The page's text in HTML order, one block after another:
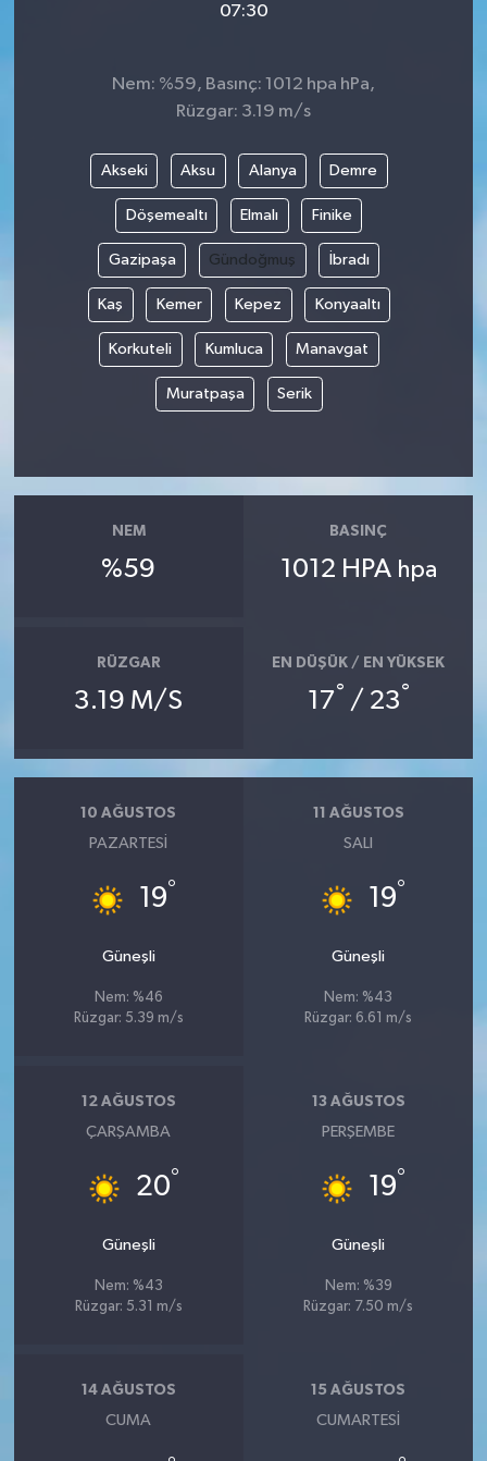
07:30
Nem: %59, Basınç: 1012 hpa hPa,
Rüzgar: 3.19 m/s
Akseki Aksu Alanya Demre
Döşemealtı Elmalı Finike
Gazipaşa Gündoğmuş İbradı
Kaş Kemer Kepez Konyaaltı
Korkuteli Kumluca Manavgat
Muratpaşa Serik
NEM
%59
BASINÇ
1012 HPA hpa
RÜZGAR
3.19 M/S
EN DÜŞÜK / EN YÜKSEK
17° / 23°
10 AĞUSTOS
PAZARTESI
19°
Güneşli
Nem: %46
Rüzgar: 5.39 m/s
11 AĞUSTOS
SALI
19°
Güneşli
Nem: %43
Rüzgar: 6.61 m/s
12 AĞUSTOS
ÇARŞAMBA
20°
Güneşli
Nem: %43
Rüzgar: 5.31 m/s
13 AĞUSTOS
PERŞEMBE
19°
Güneşli
Nem: %39
Rüzgar: 7.50 m/s
14 AĞUSTOS
CUMA
15 AĞUSTOS
CUMARTESI
Turizm
Yaşam
Yerel Yönetimler
DÜNYA